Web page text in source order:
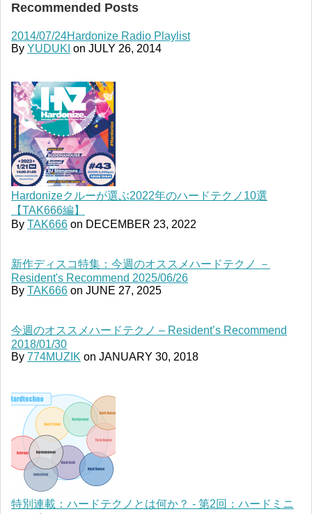
Recommended Posts
2014/07/24Hardonize Radio Playlist
By YUDUKI on JULY 26, 2014
Hardonizeクルーが選ぶ2022年のハードテクノ10選
【TAK666編】
By TAK666 on DECEMBER 23, 2022
新作ディスコ特集：今週のオススメハードテクノ －
Resident's Recommend 2025/06/26
By TAK666 on JUNE 27, 2025
今週のオススメハードテクノ – Resident’s Recommend
2018/01/30
By 774MUZIK on JANUARY 30, 2018
特別連載：ハードテクノとは何か？ - 第2回：ハードミニ